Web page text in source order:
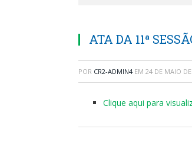
ATA DA 11ª
POR CR2-ADMIN4 EM 24 DE MAIO
Clique aqui para